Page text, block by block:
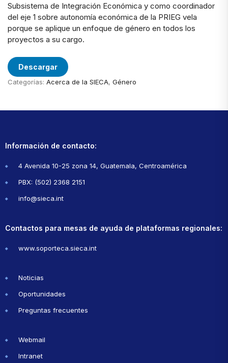
Subsistema de Integración Económica y como coordinador
del eje 1 sobre autonomía económica de la PRIEG vela
porque se aplique un enfoque de género en todos los
proyectos a su cargo.
Descargar
Categorías: Acerca de la SIECA, Género
Información de contacto:
4 Avenida 10-25 zona 14, Guatemala, Centroamérica
PBX: (502) 2368 2151
info@sieca.int
Contactos para mesas de ayuda de plataformas regionales:
www.soporteca.sieca.int
Noticias
Oportunidades
Preguntas frecuentes
Webmail
Intranet